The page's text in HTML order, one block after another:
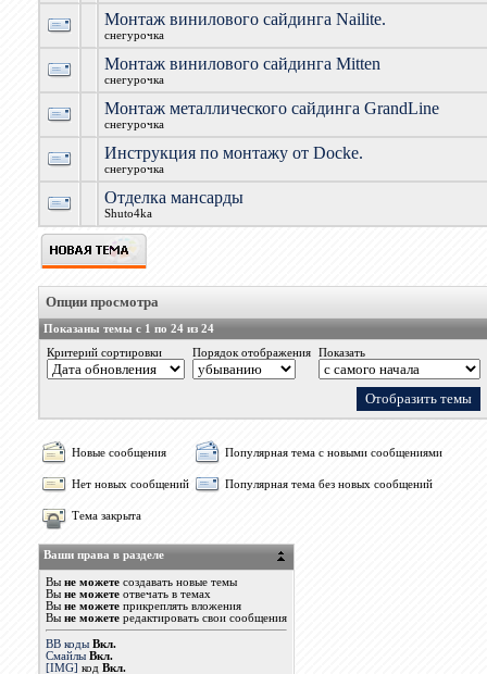
Монтаж винилового сайдинга Nailite.
снегурочка
Монтаж винилового сайдинга Mitten
снегурочка
Монтаж металлического сайдинга GrandLine
снегурочка
Инструкция по монтажу от Docke.
снегурочка
Отделка мансарды
Shuto4ka
Опции просмотра
Показаны темы с 1 по 24 из 24
Критерий сортировки
Порядок отображения Показать
Новые сообщения Популярная тема с новыми сообщениями
Нет новых сообщений Популярная тема без новых сообщений
Тема закрыта
Ваши права в разделе
Вы не можетесоздавать новые темы
Вы не можетеотвечать в темах
Вы не можетеприкреплять вложения
Вы не можетередактировать свои сообщения
BB коды Вкл.
Смайлы Вкл.
[IMG] код Вкл.